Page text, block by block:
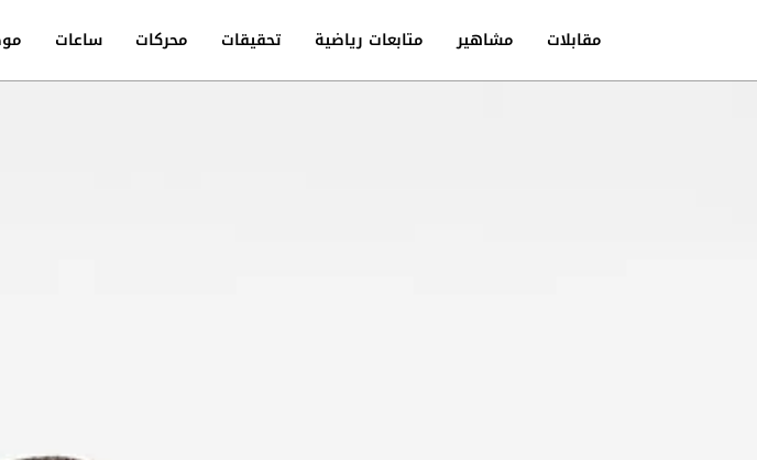
ساعات محركات تحقيقات متابعات رياضية مشاهير مقابلات